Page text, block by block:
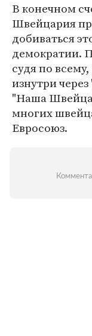
В конечном
Швейцария
добиваться
демократии.
судя по
изнутри
"Наша
многих
Евросоюз.